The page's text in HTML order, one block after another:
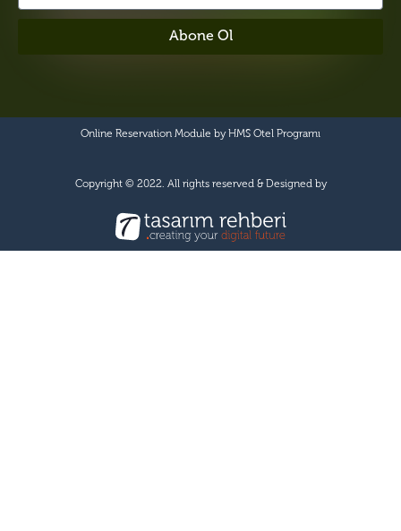
Abone Ol
Online Reservation Module by HMS Otel Programı
Copyright © 2022. All rights reserved & Designed by